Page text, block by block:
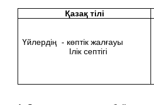
Қазақ тілі
Үйлердің - көптік жалғауы
Ілік септігі